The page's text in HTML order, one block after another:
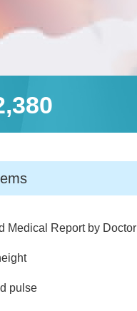
Medical Report by Doctor
pulse